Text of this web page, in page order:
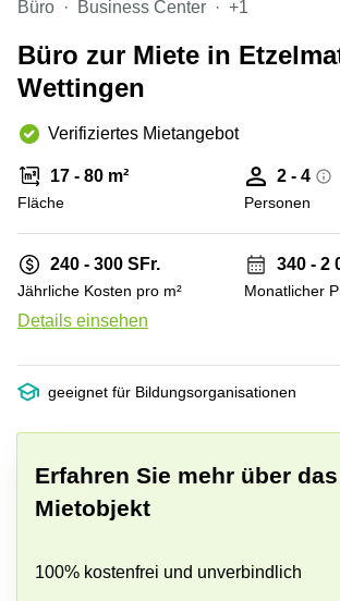
mieten
Luzern
Coworking
Space
Zürich
Coworking
Zug
Coworking
Basel
Coworking
Luzern
Lugano
Coworking
Center
Zürich
Genf
Thurgauerstrasse
Thurgauerstrasse
40 8050 Zürich
28 Zug
General
Guisan
Strasse
6 Zug
Gubelstrasse
12 6300
26 6300 Zug
Oberallmendstrasse
29 4051 Basel
Rathausstrasse
Turmstrasse
Büro Business Center +1
Büro zur Miete in
Wettingen
Verifiziertes Mietangebot
17 - 80 m²
Fläche
2 - 4
Personen
240 - 300 SFr.
Jährliche Kosten pro m²
Details einsehen
340 - 2
Monatlicher
geeignet für Bildungsorganisationen
Erfahren Sie mehr über das
Mietobjekt
100% kostenfrei und unverbindlich